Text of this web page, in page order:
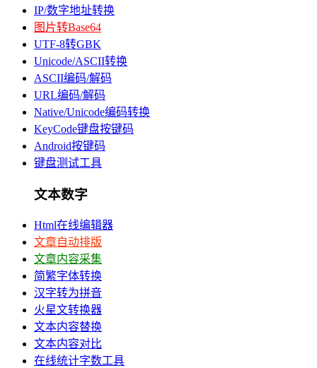
IP/数字地址转换
图片转Base64
UTF-8转GBK
Unicode/ASCII转换
ASCII编码/解码
URL编码/解码
Native/Unicode编码转换
KeyCode键盘按键码
Android按键码
键盘测试工具
文本数字
Html在线编辑器
文章自动排版
文章内容采集
简繁字体转换
汉字转为拼音
火星文转换器
文本内容替换
文本内容对比
在线统计字数工具